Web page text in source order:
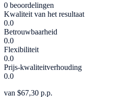
0 beoordelingen
Kwaliteit van het resultaat
0.0
Betrouwbaarheid
0.0
Flexibiliteit
0.0
Prijs-kwaliteitverhouding
0.0
van $67,30 p.p.